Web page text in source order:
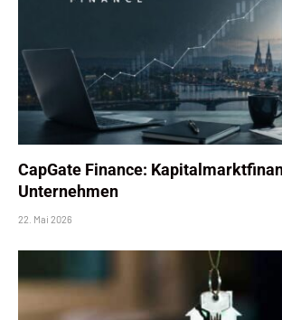
CapGate Finance:
Unternehmen
22. Mai 2026